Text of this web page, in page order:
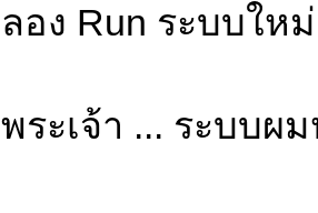
ลอง Run ระบบให
พระเจ้า ... ระบบผ